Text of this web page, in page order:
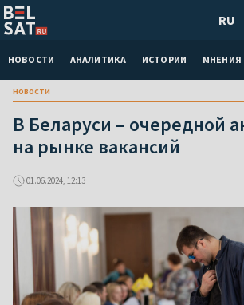
НОВОСТИ АНАЛИТИКА ИСТОРИИ МНЕНИЯ
RU
новости
В Беларуси – очередной
на рынке вакансий
01.06.2024, 12:13